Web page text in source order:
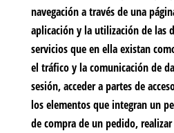
navegación a través de una
aplicación y la utilización de las
servicios que en ella existan
el tráfico y la comunicación de
sesión, acceder a partes de
los elementos que integran un
de compra de un pedido,